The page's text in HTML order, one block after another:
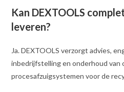
Kan DEXTOOLS
leveren?
Ja. DEXTOOLS verzorgt advies,
inbedrijfstelling en onderhoud van
procesafzuigsystemen voor de